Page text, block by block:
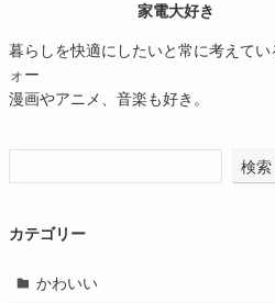
家電大好き
暮らしを快適にしたいと常に考えてい
ォー
漫画やアニメ、音楽も好き。
検索
カテゴリー
かわいい